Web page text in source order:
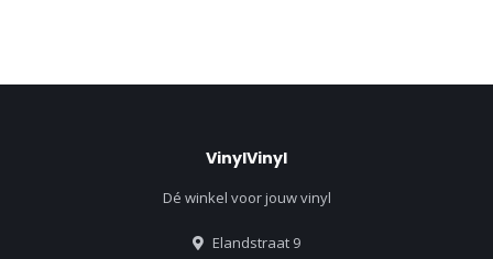
VinylVinyl
Dé winkel voor jouw vinyl
Elandstraat 9